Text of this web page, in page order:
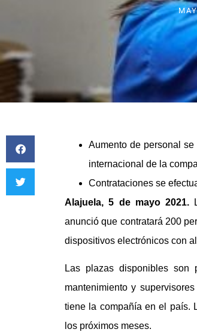
Aumento de personal
internacional de la
Contrataciones se
Alajuela, 5 de mayo 2021.
anunció que contratará 200
dispositivos electrónicos con
Las plazas disponibles son
mantenimiento y
tiene la compañía en el país.
los próximos meses.